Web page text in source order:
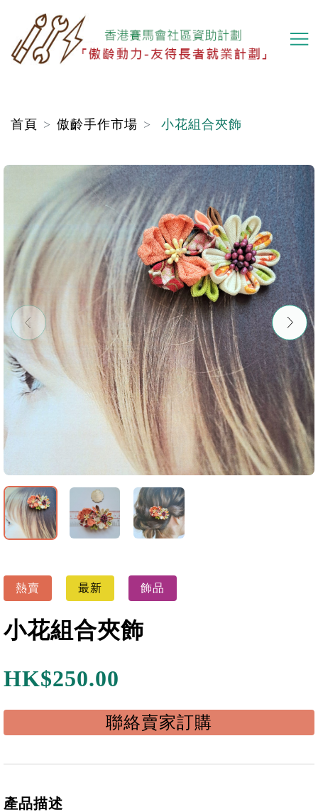
主
內
首頁 傲齡手作市場 小花組合夾飾
熱賣 最新 飾品
小花組合夾飾
HK$250.00
聯絡賣家訂購
產品描述